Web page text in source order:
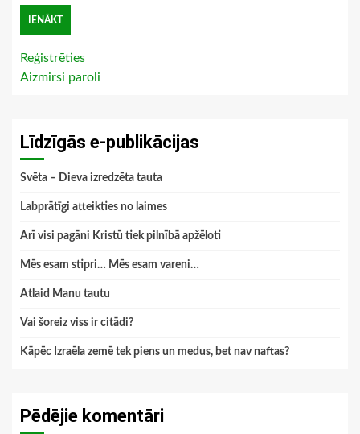
Reģistrēties
Aizmirsi paroli
Līdzīgās e-publikācijas
Svēta – Dieva izredzēta tauta
Labprātīgi atteikties no laimes
Arī visi pagāni Kristū tiek pilnībā apžēloti
Mēs esam stipri… Mēs esam vareni…
Atlaid Manu tautu
Vai šoreiz viss ir citādi?
Kāpēc Izraēla zemē tek piens un medus, bet nav naftas?
Pēdējie komentāri